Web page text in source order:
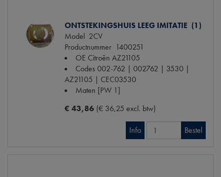
ONTSTEKINGSHUIS LEEG IMITATIE (1)
Model 2CV
Productnummer 1400251
OE Citroën AZ21105
Codes 002-762 | 002762 | 3530 |
AZ21105 | CEC03530
Maten [PW 1]
€ 43,86 (€ 36,25 excl. btw)
Info Bestel